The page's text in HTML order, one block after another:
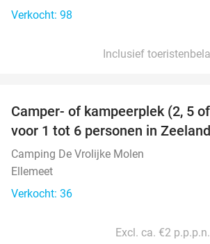
Verkocht: 98
Inclusief
Camper- of kampeerplek (2, 5
voor 1 tot 6 personen in Zeeland
Camping De Vrolijke Molen
Ellemeet
Verkocht: 36
Excl. ca. €2